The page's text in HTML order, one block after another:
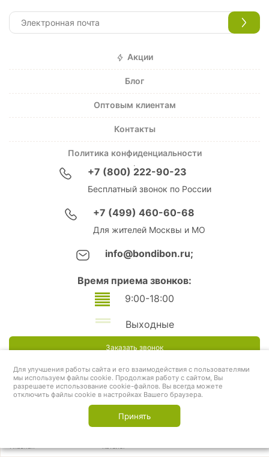
Акции
Блог
Оптовым клиентам
Контакты
Политика конфиденциальности
+7 (800) 222-90-23
Бесплатный звонок по России
+7 (499) 460-60-68
Для жителей Москвы и МО
info@bondibon.ru;
Время приема звонков:
9:00-18:00
Выходные
Заказать звонок
Для улучшения работы сайта и его взаимодействия с пользователями
мы используем файлы cookie. Продолжая работу с сайтом, Вы
разрешаете использование cookie-файлов. Вы всегда можете
отключить файлы cookie в настройках Вашего браузера.
Принять